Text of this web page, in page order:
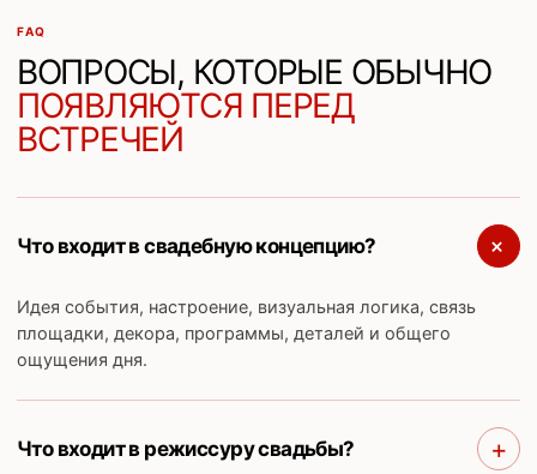
FAQ
ВОПРОСЫ, КОТОРЫЕ ОБЫЧНО
ПОЯВЛЯЮТСЯ ПЕРЕД
ВСТРЕЧЕЙ
Что входит в свадебную концепцию? +
Идея события, настроение, визуальная логика, связь
площадки, декора, программы, деталей и общего
ощущения дня.
Что входит в режиссуру свадьбы? +